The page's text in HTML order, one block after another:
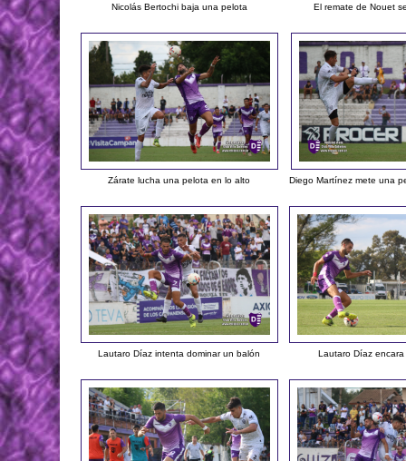
Nicolás Bertochi baja una pelota El remate de Nouet
Zárate lucha una pelota en lo alto Diego Martínez mete una
Lautaro Díaz intenta dominar un balón Lautaro Díaz